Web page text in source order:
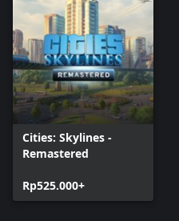
Cities: Skylines -
Remastered
Rp525.000+